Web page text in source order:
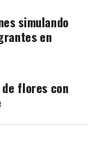
simulando
en
flores con